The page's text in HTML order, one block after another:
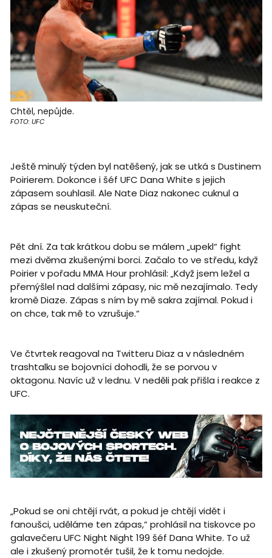
Chtěl, nepůjde.
FOTO: UFC
Ještě minulý týden byl natěšený, jak se utká s Dustinem
Poirierem. Dokonce i šéf UFC Dana White s jejich
zápasem souhlasil. Ale Nate Diaz nakonec cuknul a
zápas se neuskuteční.
Pět dní. Za tak krátkou dobu se málem „upekl“ fight
mezi dvěma zkušenými borci. Začalo to ve středu, když
Poirier v pořadu MMA Hour prohlásil: „Když jsem ležel a
přemýšlel nad dalšími zápasy, nic mě nezajímalo. Tedy
kromě Diaze. Zápas s ním by mě sakra zajímal. Pokud i
on chce, tak mě to vzrušuje.“
Ve čtvrtek reagoval na Twitteru Diaz a v následném
trashtalku se bojovníci dohodli, že se porvou v
oktagonu. Navíc už v lednu. V neděli pak přišla i reakce z
UFC.
„Pokud se oni chtějí rvát, a pokud je chtějí vidět i
fanoušci, uděláme ten zápas,“ prohlásil na tiskovce po
galavečeru UFC Night Night 199 šéf Dana White. To už
ale i zkušený promotér tušil, že k tomu nedojde.